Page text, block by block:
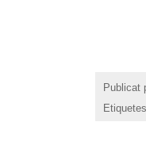
Publicat